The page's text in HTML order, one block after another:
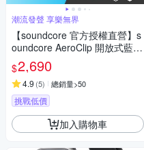
潮流發聲 享樂無界
【soundcore 官方授權直營】s
oundcore AeroClip 開放式藍牙
耳夾耳機
$2,690
4.9 (5) 總銷量>50
挑戰低價
加入購物車